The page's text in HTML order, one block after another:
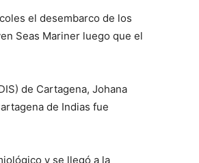
el desembarco de los
Seas Mariner luego que el
de Cartagena, Johana
de Indias fue
y se llegó a la